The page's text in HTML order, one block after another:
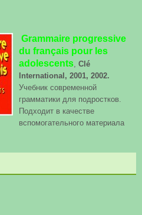
Grammaire progressive
du français pour les
adolescents, Clé
International, 2001, 2002.
Учебник cовременной
грамматики для подростков.
Подходит в качестве
вспомогательного материала